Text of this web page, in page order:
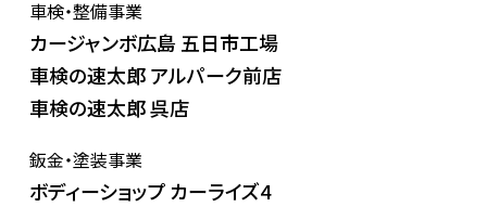
車検・整備事業
カージャンボ広島 五日市工場
車検の速太郎 アルパーク前店
車検の速太郎 呉店
鈑金・塗装事業
ボディーショップ カーライズ4